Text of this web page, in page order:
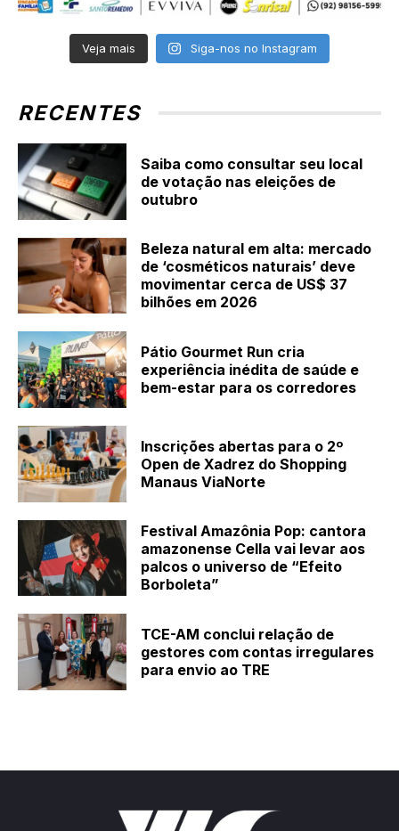
Veja mais Siga-nos no Instagram
RECENTES
Saiba como consultar seu local
de votação nas eleições de
outubro
Beleza natural em alta: mercado
de ‘cosméticos naturais’ deve
movimentar cerca de US$ 37
bilhões em 2026
Pátio Gourmet Run cria
experiência inédita de saúde e
bem-estar para os corredores
Inscrições abertas para o 2º
Open de Xadrez do Shopping
Manaus ViaNorte
Festival Amazônia Pop: cantora
amazonense Cella vai levar aos
palcos o universo de “Efeito
Borboleta”
TCE-AM conclui relação de
gestores com contas irregulares
para envio ao TRE